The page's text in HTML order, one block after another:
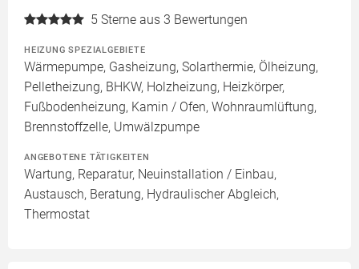
5 Sterne aus 3 Bewertungen
HEIZUNG SPEZIALGEBIETE
Wärmepumpe, Gasheizung, Solarthermie, Ölheizung,
Pelletheizung, BHKW, Holzheizung, Heizkörper,
Fußbodenheizung, Kamin / Ofen, Wohnraumlüftung,
Brennstoffzelle, Umwälzpumpe
ANGEBOTENE TÄTIGKEITEN
Wartung, Reparatur, Neuinstallation / Einbau,
Austausch, Beratung, Hydraulischer Abgleich,
Thermostat